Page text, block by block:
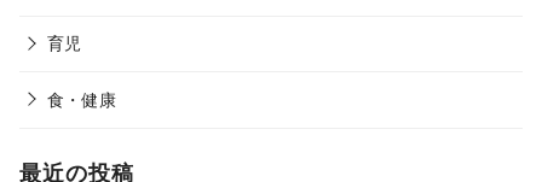
育児
食・健康
最近の投稿